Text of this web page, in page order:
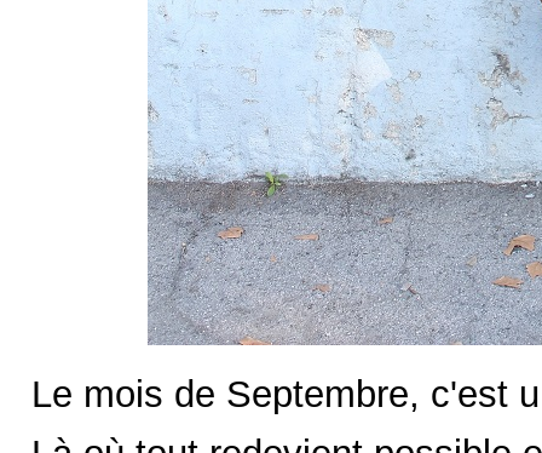
Le mois de Septembre, c'est